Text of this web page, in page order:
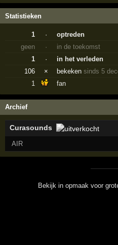
Statistieken
1 ·
optreden
geen
·
in de toekomst
1
·
in het verleden
106
× bekekensinds 5
1
fan
Archief
Curasounds
AIR
Bekijk in opmaak voor